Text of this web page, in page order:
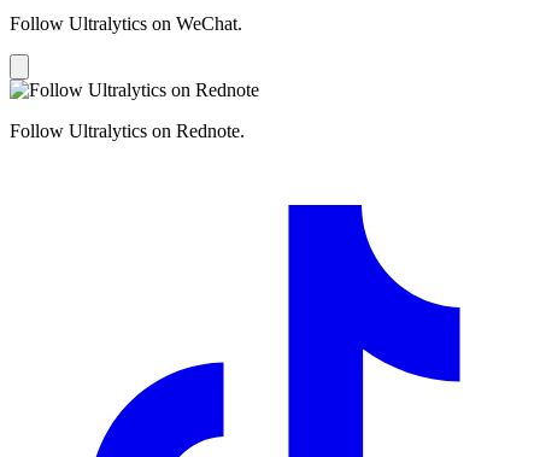
Follow Ultralytics on WeChat.
Follow Ultralytics on Rednote.